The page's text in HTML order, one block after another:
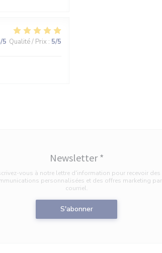
/5 Qualité / Prix : 5/5
Newsletter*
vous à notre lettre d'information pour recevoir des
personnalisées et des offres marketing par
courriel.
S'abonner